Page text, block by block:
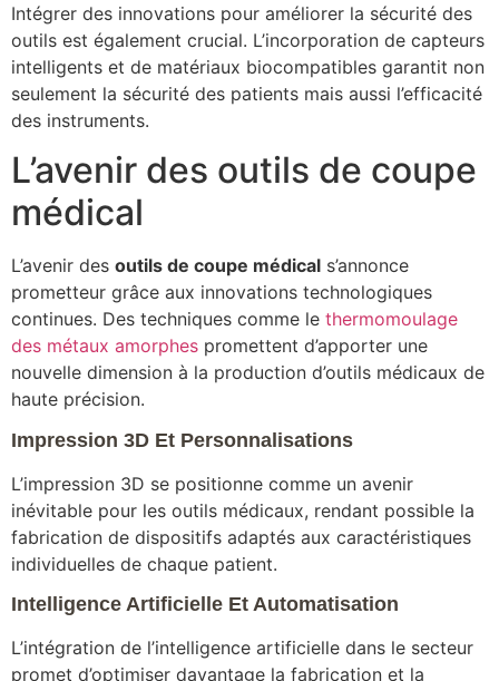
Intégrer des innovations pour améliorer la sécurité des
outils est également crucial. L’incorporation de capteurs
intelligents et de matériaux biocompatibles garantit non
seulement la sécurité des patients mais aussi l’efficacité
des instruments.
L’avenir des outils de coupe
médical
L’avenir des outils de coupe médical s’annonce
prometteur grâce aux innovations technologiques
continues. Des techniques comme le thermomoulage
des métaux amorphes promettent d’apporter une
nouvelle dimension à la production d’outils médicaux de
haute précision.
Impression 3D Et Personnalisations
L’impression 3D se positionne comme un avenir
inévitable pour les outils médicaux, rendant possible la
fabrication de dispositifs adaptés aux caractéristiques
individuelles de chaque patient.
Intelligence Artificielle Et Automatisation
L’intégration de l’intelligence artificielle dans le secteur
promet d’optimiser davantage la fabrication et la